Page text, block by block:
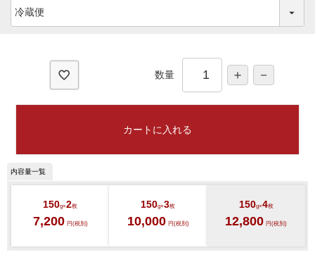
必
数量
カートに入れる
150g×2枚
7,200 円(税別)
150g×3枚
10,000 円(税別)
150g×4枚
12,800 円(税別)